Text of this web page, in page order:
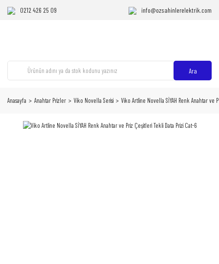
0212 426 25 09 info@ozsahinlerelektrik.com
Ara
Anasayfa Anahtar Prizler Viko Novella Serisi Viko Artline Novella SİYAH Renk Anahtar ve